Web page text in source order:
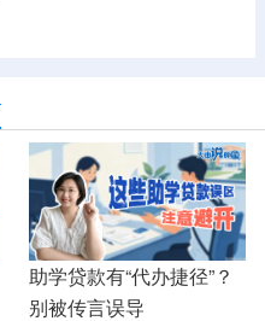
助学贷款有“代办捷径”？
别被传言误导